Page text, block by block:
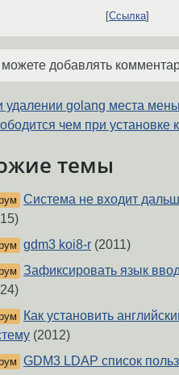
Ссылка
добавлять
удалении golang места
чем при установке
темы
Система не входит
gdm3 koi8-r (2011)
Зафиксировать язык
Как установить
(2012)
GDM3 LDAP список